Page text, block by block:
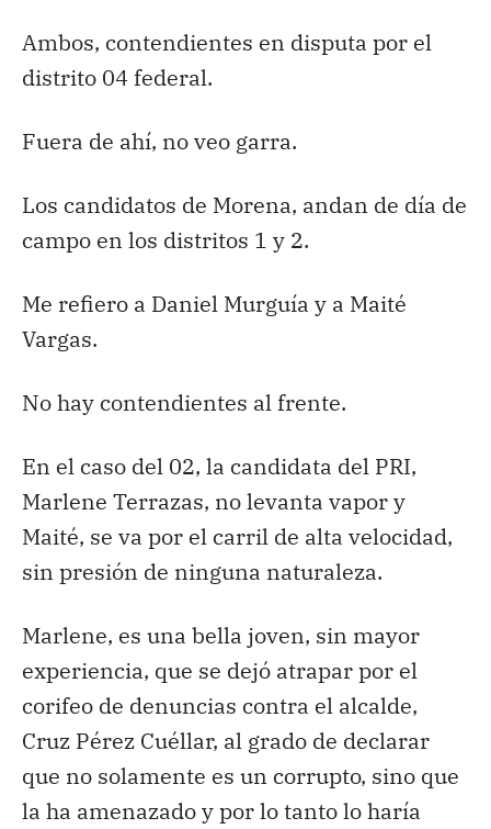
Ambos, contendientes en disputa por el
distrito 04 federal.
Fuera de ahí, no veo garra.
Los candidatos de Morena, andan de día de
campo en los distritos 1 y 2.
Me refiero a Daniel Murguía y a Maité
Vargas.
No hay contendientes al frente.
En el caso del 02, la candidata del PRI,
Marlene Terrazas, no levanta vapor y
Maité, se va por el carril de alta velocidad,
sin presión de ninguna naturaleza.
Marlene, es una bella joven, sin mayor
experiencia, que se dejó atrapar por el
corifeo de denuncias contra el alcalde,
Cruz Pérez Cuéllar, al grado de declarar
que no solamente es un corrupto, sino que
la ha amenazado y por lo tanto lo haría